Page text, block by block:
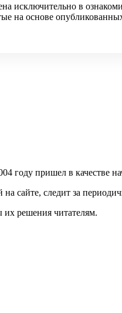
исключительно в
на основе
году пришел в качестве
сайте, следит за
их решения читателям.